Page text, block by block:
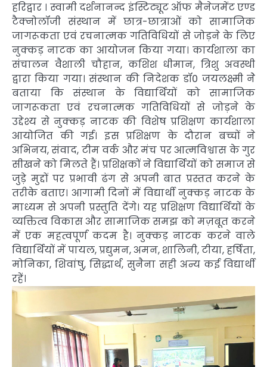
हरिद्वार । स्वामी दर्शनानन्द इंस्टिट्यूट ऑफ मैनेजमेंट एण्ड
टैक्नोलॉजी संस्थान में छात्र-छात्राओं को सामाजिक
जागरूकता एवं रचनात्मक गतिविधियों से जोड़ने के लिए
नुक्कड़ नाटक का आयोजन किया गया। कार्यशाला का
संचालन वैशाली चौहान, कशिश धीमान, त्रिशु अवस्थी
द्वारा किया गया। संस्थान की निदेशक डॉ0 जयलक्ष्मी नेे
बताया कि संस्थान के विद्यार्थियों को सामाजिक
जागरूकता एवं रचनात्मक गतिविधियों से जोड़ने के
उद्देश्य से नुक्कड़ नाटक की विशेष प्रशिक्षण कार्यशाला
आयोजित की गई। इस प्रशिक्षण के दौरान बच्चों ने
अभिनय, संवाद, टीम वर्क और मंच पर आत्मविश्वास के गुर
सीखने को मिलते हैं। प्रशिक्षकों ने विद्यार्थियों को समाज से
जुड़े मुद्दों पर प्रभावी ढंग से अपनी बात प्रस्तत करने के
तरीके बताए। आगामी दिनों में विद्यार्थी नुक्कड़ नाटक के
माध्यम से अपनी प्रस्तुति देंगे। यह प्रशिक्षण विद्यार्थियों के
व्यक्तित्व विकास और सामाजिक समझ को मज़बूत करने
में एक महत्वपूर्ण कदम है। नुक्कड़ नाटक करने वाले
विद्यार्थियों में पायल, प्रद्युमन, अमन, शालिनी, टीया, हर्षिता,
मोनिका, शिवांषु, सिद्धार्थ, सुनैना सही अन्य कई विद्यार्थी
रहें।